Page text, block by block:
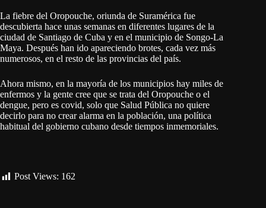
La fiebre del Oropouche, oriunda de Suramérica fue
descubierta hace unas semanas en diferentes lugares de la
ciudad de Santiago de Cuba y en el municipio de Songo-La
Maya. Después han ido apareciendo brotes, cada vez más
numerosos, en el resto de las provincias del país.
Ahora mismo, en la mayoría de los municipios hay miles de
enfermos y la gente cree que se trata del Oropouche o el
dengue, pero es covid, solo que Salud Pública no quiere
decirlo para no crear alarma en la población, una política
habitual del gobierno cubano desde tiempos inmemoriales.
Post Views: 162